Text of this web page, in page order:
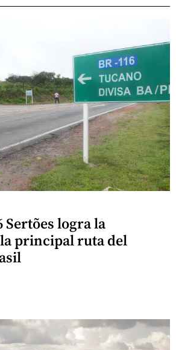
Sertões logra la
principal ruta del